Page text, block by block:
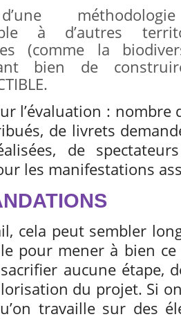
méthodologie
à d’autres
(comme la
bien de
l’évaluation : nombre
de livrets
de
les manifestations
cela peut sembler
pour mener à bien
aucune étape,
du projet. Si
travaille sur des